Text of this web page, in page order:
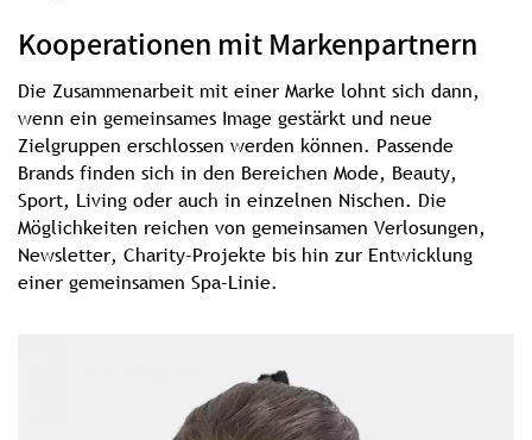
Kooperationen mit Markenpartnern
Die Zusammenarbeit mit einer Marke lohnt sich dann,
wenn ein gemeinsames Image gestärkt und neue
Zielgruppen erschlossen werden können. Passende
Brands finden sich in den Bereichen Mode, Beauty,
Sport, Living oder auch in einzelnen Nischen. Die
Möglichkeiten reichen von gemeinsamen Verlosungen,
Newsletter, Charity-Projekte bis hin zur Entwicklung
einer gemeinsamen Spa-Linie.